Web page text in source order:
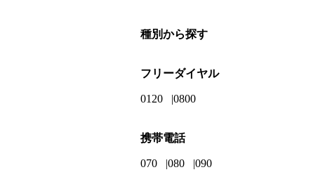
種別から探す
フリーダイヤル
0120 0800
携帯電話
070 080 090